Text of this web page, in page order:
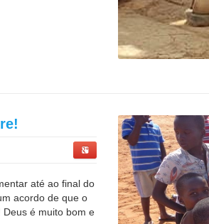
até ao final do
acordo de que o
é muito bom e